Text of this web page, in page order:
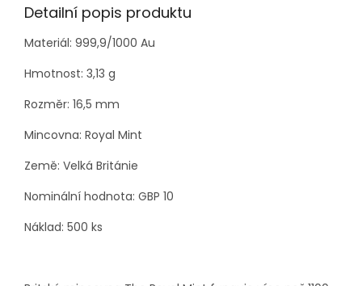
Detailní popis produktu
Materiál: 999,9/1000 Au
Hmotnost: 3,13 g
Rozměr: 16,5 mm
Mincovna: Royal Mint
Země: Velká Británie
Nominální hodnota: GBP 10
Náklad: 500 ks